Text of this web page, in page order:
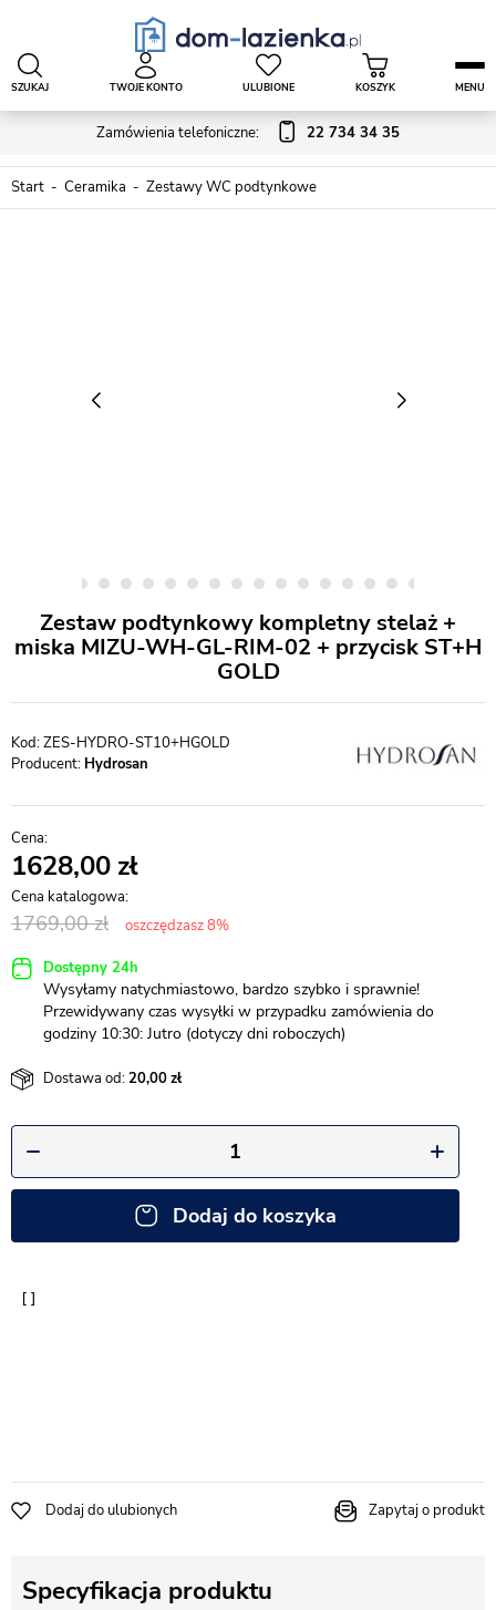
Zamówienia telefoniczne: 22 734 34 35
SZUKAJ TWOJE KONTO ULUBIONE KOSZYK MENU
Start Ceramika Zestawy WC podtynkowe
Zestaw podtynkowy kompletny stelaż +
miska MIZU-WH-GL-RIM-02 + przycisk ST+H
GOLD
ZES-HYDRO-ST10+HGOLD
Producent: Hydrosan
1628,00
1769,00 oszczędzasz 8%
Dostępny 24h
Wysyłamy natychmiastowo, bardzo szybko i sprawnie!
Przewidywany czas wysyłki w przypadku zamówienia do
godziny 10:30: Jutro (dotyczy dni roboczych)
Dostawa od:20,00
Dodaj do koszyka
Dodaj do ulubionych Zapytaj o produkt
Specyfikacja produktu